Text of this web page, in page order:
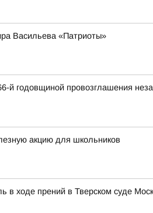
Васильева «Патриоты»
годовщиной провозглашения
акцию для школьников
в ходе прений в Тверском суде